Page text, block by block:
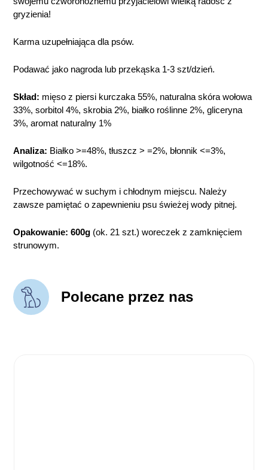
gryzienia!
Karma uzupełniająca dla psów.
Podawać jako nagroda lub przekąska 1-3 szt/dzień.
Skład: mięso z piersi kurczaka 55%, naturalna skóra wołowa
33%, sorbitol 4%, skrobia 2%, białko roślinne 2%, gliceryna
3%, aromat naturalny 1%
Analiza: Białko >=48%, tłuszcz > =2%, błonnik <=3%,
wilgotność <=18%.
Przechowywać w suchym i chłodnym miejscu. Należy
zawsze pamiętać o zapewnieniu psu świeżej wody pitnej.
Opakowanie: 600g (ok. 21 szt.) woreczek z zamknięciem
strunowym.
Polecane przez nas